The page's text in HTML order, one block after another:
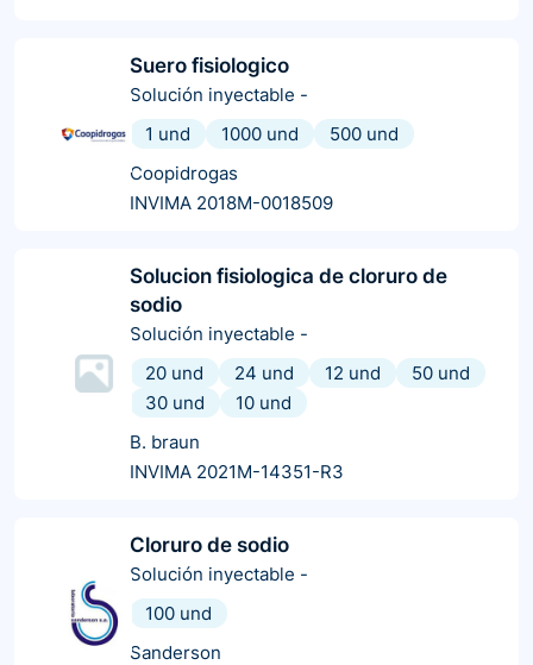
Suero fisiologico
Solución inyectable -
1 und
1000 und
500 und
Coopidrogas
INVIMA 2018M-0018509
Solucion fisiologica de cloruro de
sodio
Solución inyectable -
20 und
24 und 12 und
50 und
30 und
10 und
B. braun
INVIMA 2021M-14351-R3
Cloruro de sodio
Solución inyectable -
100 und
Sanderson